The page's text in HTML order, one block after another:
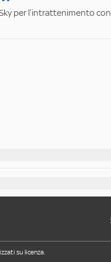
per l’intrattenimento
su licenza.